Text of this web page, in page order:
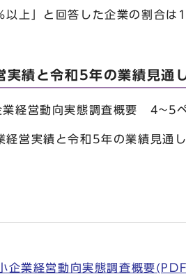
上」と回答した企業の割合は
績と令和5年の業績見通
業経営動向実態調査概要 4~5
営実績と令和5年の業績見通
企業経営動向実態調査概要